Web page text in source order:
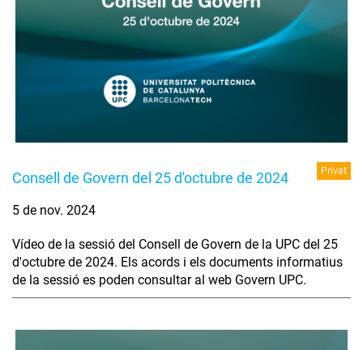
Consell de Govern del 25 d'octubre de 2024 Privat
5 de nov. 2024
Vídeo de la sessió del Consell de Govern de la UPC del 25
d'octubre de 2024. Els acords i els documents informatius
de la sessió es poden consultar al web Govern UPC.